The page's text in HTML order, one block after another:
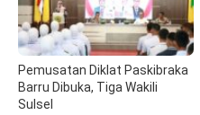
Pemusatan Diklat Paskibraka
Barru Dibuka, Tiga Wakili
Sulsel